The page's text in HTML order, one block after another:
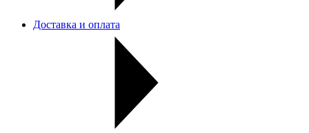
Доставка и оплата